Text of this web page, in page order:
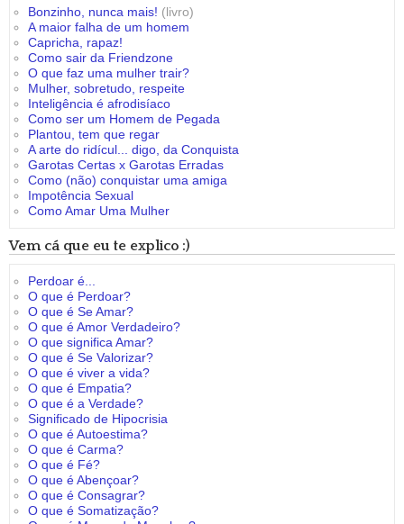
Bonzinho, nunca mais! (livro)
A maior falha de um homem
Capricha, rapaz!
Como sair da Friendzone
O que faz uma mulher trair?
Mulher, sobretudo, respeite
Inteligência é afrodisíaco
Como ser um Homem de Pegada
Plantou, tem que regar
A arte do ridícul... digo, da Conquista
Garotas Certas x Garotas Erradas
Como (não) conquistar uma amiga
Impotência Sexual
Como Amar Uma Mulher
Vem cá que eu te explico :)
Perdoar é...
O que é Perdoar?
O que é Se Amar?
O que é Amor Verdadeiro?
O que significa Amar?
O que é Se Valorizar?
O que é viver a vida?
O que é Empatia?
O que é a Verdade?
Significado de Hipocrisia
O que é Autoestima?
O que é Carma?
O que é Fé?
O que é Abençoar?
O que é Consagrar?
O que é Somatização?